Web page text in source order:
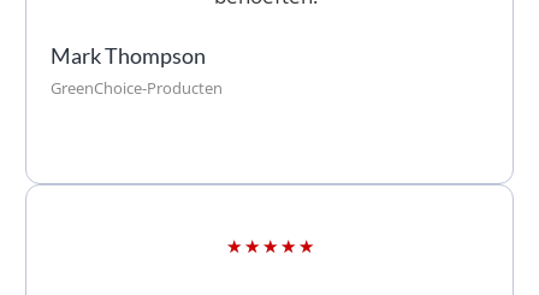
Mark Thompson
GreenChoice-Producten
★ ★ ★ ★ ★